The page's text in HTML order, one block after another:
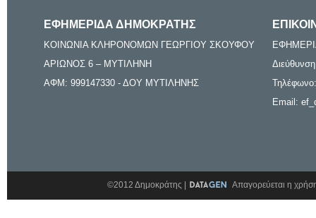
ΕΦΗΜΕΡΙΔΑ ΔΗΜΟΚΡΑΤΗΣ
ΚΟΙΝΩΝΙΑ ΚΛΗΡΟΝΟΜΩΝ ΓΕΩΡΓΙΟΥ ΣΚΟΥΦΟΥ
ΑΡΙΩΝΟΣ 6 – ΜΥΤΙΛΗΝΗ
ΑΦΜ: 999147330 - ΔΟΥ ΜΥΤΙΛΗΝΗΣ
Email:
©2012 Δημοκράτης | Απαγορεύεται η